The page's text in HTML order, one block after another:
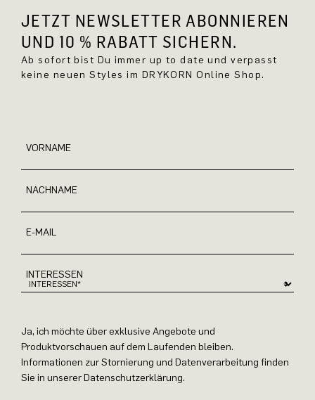
JETZT NEWSLETTER ABONNIEREN
UND 10 % RABATT SICHERN.
Ab sofort bist Du immer up to date und verpasst
keine neuen Styles im DRYKORN Online Shop.
VORNAME
NACHNAME
E-MAIL
INTERESSEN
Ja, ich möchte über exklusive Angebote und
Produktvorschauen auf dem Laufenden bleiben.
Informationen zur Stornierung und Datenverarbeitung finden
Sie in unserer Datenschutzerklärung.